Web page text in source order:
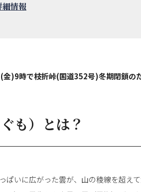
情報
)9時で枝折峠(国道352号)冬期閉鎖の
も）とは？
ぱいに広がった雲が、山の稜線を超え